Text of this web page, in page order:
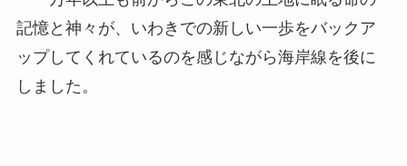
記憶と神々が、いわきでの新しい一歩をバックア
ップしてくれているのを感じながら海岸線を後に
しました。